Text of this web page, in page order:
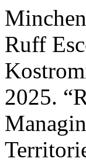
Ruff
2025.